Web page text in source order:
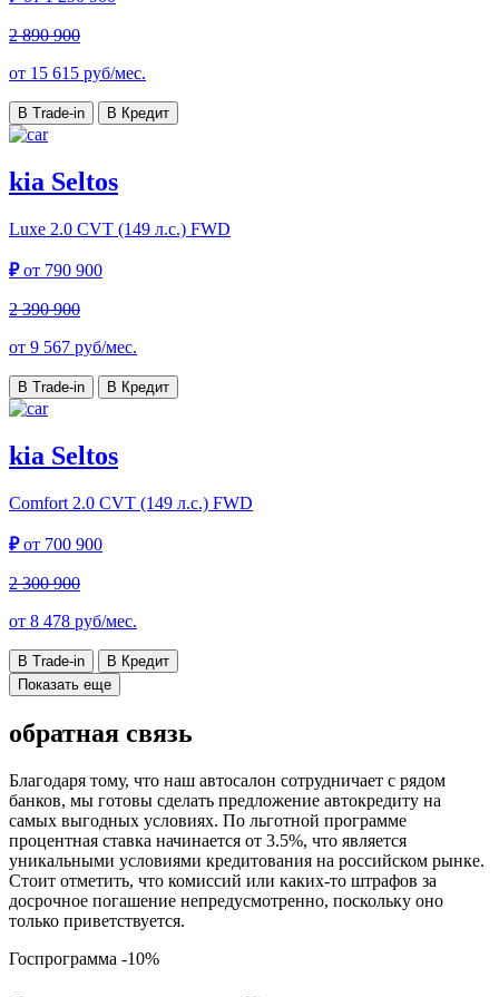
2 890 900
от 15 615 руб/мес.
В Trade-in В Кредит
kia Seltos
Luxe 2.0 CVT (149 л.с.) FWD
₽от 790 900
2 390 900
от 9 567 руб/мес.
В Trade-in В Кредит
kia Seltos
Comfort 2.0 CVT (149 л.с.) FWD
₽от 700 900
2 300 900
от 8 478 руб/мес.
В Trade-in
В Кредит
Показать еще
обратная связь
Благодаря тому, что наш автосалон сотрудничает с рядом
банков, мы готовы сделать предложение автокредиту на
самых выгодных условиях. По льготной программе
процентная ставка начинается от 3.5%, что является
уникальными условиями кредитования на российском рынке.
Стоит отметить, что комиссий или каких-то штрафов за
досрочное погашение непредусмотренно, поскольку оно
только приветствуется.
Госпрограмма -10%